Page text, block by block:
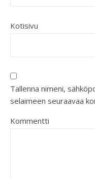
Kotisivu
Tallenna nimeni,
selaimeen seuraavaa
Kommentti